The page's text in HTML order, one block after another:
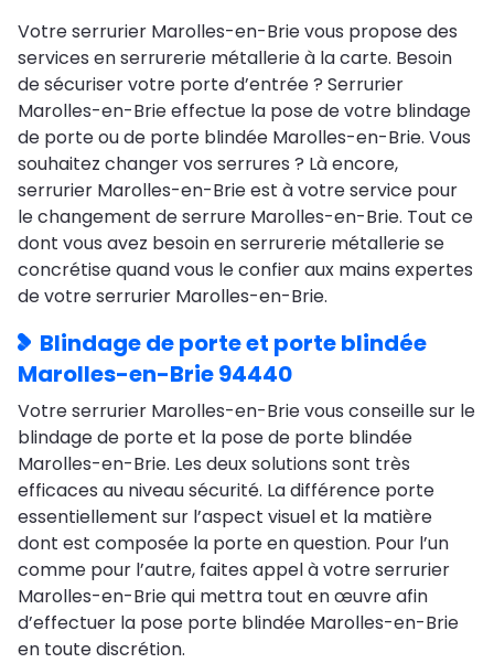
Votre serrurier Marolles-en-Brie vous propose des
services en serrurerie métallerie à la carte. Besoin
de sécuriser votre porte d’entrée ? Serrurier
Marolles-en-Brie effectue la pose de votre blindage
de porte ou de porte blindée Marolles-en-Brie. Vous
souhaitez changer vos serrures ? Là encore,
serrurier Marolles-en-Brie est à votre service pour
le changement de serrure Marolles-en-Brie. Tout ce
dont vous avez besoin en serrurerie métallerie se
concrétise quand vous le confier aux mains expertes
de votre serrurier Marolles-en-Brie.
Blindage de porte et porte blindée
Marolles-en-Brie 94440
Votre serrurier Marolles-en-Brie vous conseille sur le
blindage de porte et la pose de porte blindée
Marolles-en-Brie. Les deux solutions sont très
efficaces au niveau sécurité. La différence porte
essentiellement sur l’aspect visuel et la matière
dont est composée la porte en question. Pour l’un
comme pour l’autre, faites appel à votre serrurier
Marolles-en-Brie qui mettra tout en œuvre afin
d’effectuer la pose porte blindée Marolles-en-Brie
en toute discrétion.